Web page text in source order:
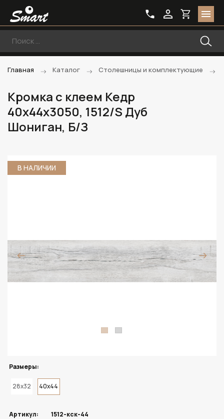
Главная Каталог Столешницы и комплектующие
Кромка с клеем Кедр
40х44х3050, 1512/S Дуб
Шониган, Б/З
В НАЛИЧИИ
Размеры:
28x32 40x44
Артикул: 1512-кск-44